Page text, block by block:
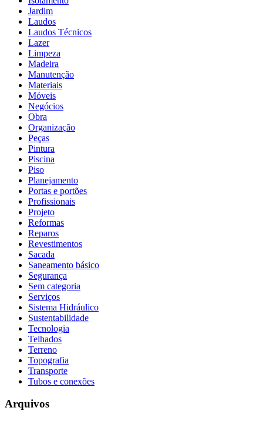
Jardim
Laudos
Laudos Técnicos
Lazer
Limpeza
Madeira
Manutenção
Materiais
Móveis
Negócios
Obra
Organização
Peças
Pintura
Piscina
Piso
Planejamento
Portas e portões
Profissionais
Projeto
Reformas
Reparos
Revestimentos
Sacada
Saneamento básico
Segurança
Sem categoria
Serviços
Sistema Hidráulico
Sustentabilidade
Tecnologia
Telhados
Terreno
Topografia
Transporte
Tubos e conexões
Arquivos